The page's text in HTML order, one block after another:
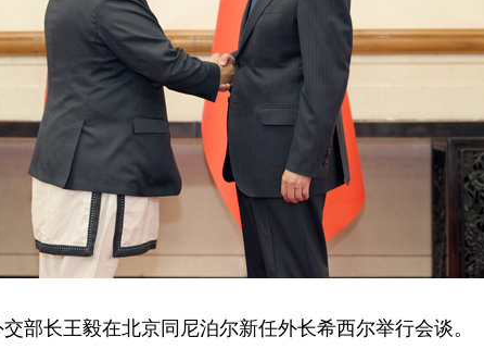
部长王毅在北京同尼泊尔新任外长希西尔举行会谈。